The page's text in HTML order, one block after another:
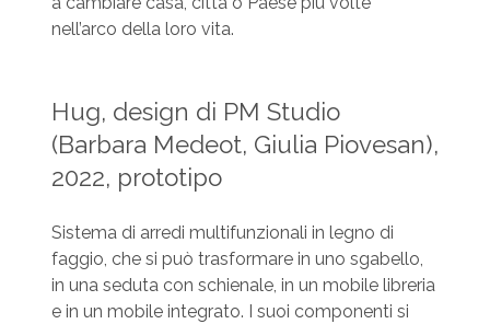
nell’arco della loro vita.
Hug, design di PM Studio
(Barbara Medeot, Giulia Piovesan),
2022, prototipo
Sistema di arredi multifunzionali in legno di
faggio, che si può trasformare in uno sgabello,
in una seduta con schienale, in un mobile libreria
e in un mobile integrato. I suoi componenti si